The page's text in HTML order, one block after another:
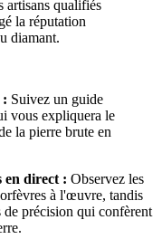
artisans qualifiés
la réputation
diamant.
: Suivez un guide
vous expliquera le
la pierre brute en
en direct : Observez les
à l'œuvre, tandis
précision qui confèrent